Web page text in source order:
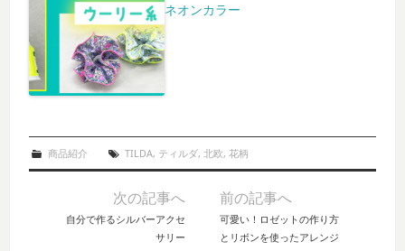
ネオンカラー
商品紹介 TILDA, ティルダ,北欧,花柄
Post navigation
次の記事へ
自分で作るシルバーアクセ
サリー
前の記事へ
可愛い！ロゼットの作り方
とリボンを使ったアレンジ